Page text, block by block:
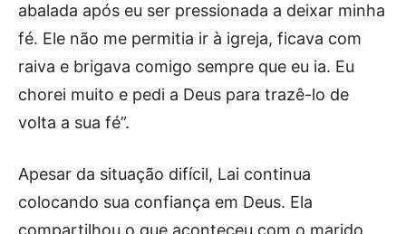
abalada após eu ser pressionada a deixar minha
fé. Ele não me permitia ir à igreja, ficava com
raiva e brigava comigo sempre que eu ia. Eu
chorei muito e pedi a Deus para trazê-lo de
volta a sua fé”.
Apesar da situação difícil, Lai continua
colocando sua confiança em Deus. Ela
compartilhou o que aconteceu com o marido